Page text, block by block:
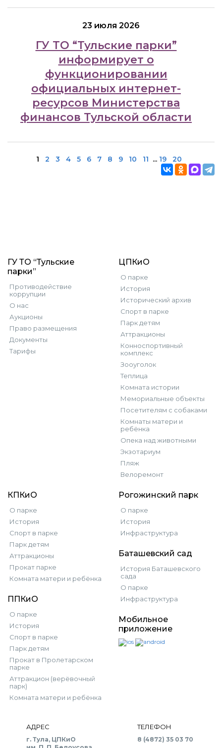
23 июля 2026
ГУ ТО “Тульские парки”
информирует о
функционировании
официальных интернет-
ресурсов Министерства
финансов Тульской области
1 2 3 4 5 6 7 8 9 10 11 ... 19 20
ГУ ТО “Тульские
парки”
Противодействие
коррупции
О нас
Аукционы
Право размещения
Документы
Тарифы
ЦПКиО
О парке
История
Исторический архив
Спорт в парке
Парк детям
Аттракционы
Конноспортивный
комплекс
Зооуголок
Теплица
Комната истории
Мемориальные объекты
Посетителям с собаками
Комнаты матери и
ребёнка
Опека над животными
Экзотариум
Пляж
Велоремонт
КПКиО
О парке
История
Спорт в парке
Парк детям
Аттракционы
Прокат парке
Комната матери и ребёнка
ППКиО
О парке
История
Спорт в парке
Парк детям
Прокат в Пролетарском
парке
Аттракцион (верёвочный
парк)
Комната матери и ребёнка
Рогожинский парк
О парке
История
Инфраструктура
Баташевский сад
История Баташевского
сада
О парке
Инфраструктура
Мобильное
приложение
АДРЕС
г. Тула, ЦПКиО
ТЕЛЕФОН
8 (4872) 35 03 70